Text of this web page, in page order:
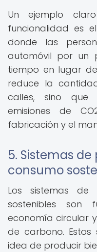
Un ejemplo
funcionalidad es
donde las
automóvil por un
tiempo en lugar
reduce la
calles, sino que
emisiones de
fabricación y el
5. Sistemas
consumo
Los sistemas de
sostenibles son
economía circular
de carbono.
idea de producir